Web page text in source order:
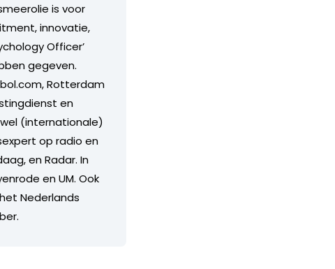
is voor
innovatie,
Officer’
gegeven.
Rotterdam
en
(internationale)
op radio en
en Radar. In
en UM. Ook
Nederlands